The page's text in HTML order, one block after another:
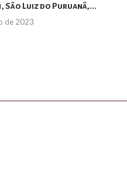
São Luiz do Puruanã,...
de 2023